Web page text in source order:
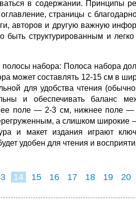
в содержании. Принципы
страницы с
авторов и другую важную
структурированным и
набора: Полоса набора
может составлять 12-15 см в
для удобства чтения
и обеспечивать баланс
поле — 2-3 см, нижнее поле
а слишком широкие
и макет издания играют
удобен для чтения и
14 15 16 17 18 19 20